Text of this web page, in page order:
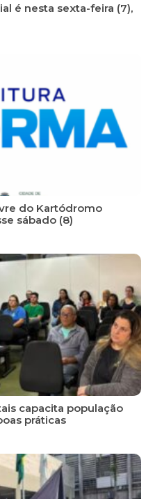
é nesta sexta-feira (7),
do Kartódromo
sábado (8)
capacita população
práticas